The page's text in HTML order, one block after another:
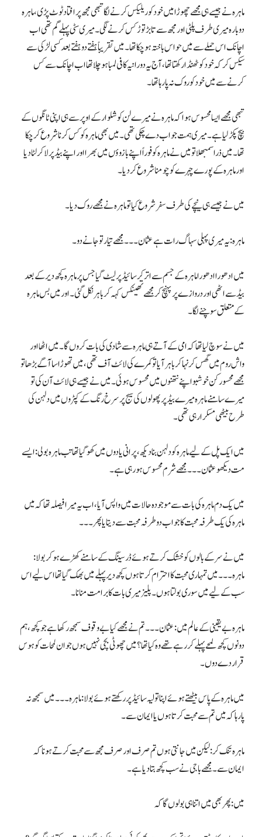
ماہرہ نے جیسے ہی مجھے چھوڑا میں خود کو ریلیکس کرنے لگا تبھی مجھ پر افتاد ٹوٹ پڑی، ماہرہ
دوبارہ میری طرف پلٹی اور مجھ سے تابڑ توڑ کس کرنے لگی۔ میری سٹی پہلے گم تھی اب
اچانک اس حملے سے میں حواس باختہ ہوچکا تھا۔ میں تقریباً ہفتے دو ہفتے بعد کسی لڑکی سے
سیکس کرکہ خود کو ٹھنڈا رکھتا تھا، آج یہ دورانیہ کافی لمبا ہوچلا تھا اب اچانک سے کس
کرنے سے میں خود کو روک نہ پارہا تھا۔
تبھی مجھے ایسا محسوس ہوا کہ ماہرہ نے میرے لن کو شلوار کے اوپر سے ہی اپنی ٹانگوں کے
بیچ پکڑ لیا ہے۔ میری ہمت جواب دے چکی تھی۔ میں بھی ماہرہ کو کس کرناشروع کرچکا
تھا۔ میں ذرا سمبھلا تو میں نے ماہرہ کو فوراً اپنے بازوؤں میں بھرا اور اپنے بیڈ پر لاکر لٹا دیا
اور ماہرہ کے پورے چہرے کو چومنا شروع کردیا۔
میں نے جیسے ہی نیچے کی طرف سفر شروع کیا تو ماہرہ نے مجھے روک دیا۔
ماہرہ: یہ میری پہلی سہاگ رات ہے عثمان۔۔۔ مجھے تیار تو جانے دو۔
میں ادھورا ادھورا ماہرہ کے جسم سے اتر کر سائیڈ پر لیٹ گیا جس پر ماہرہ کچھ دیر کے بعد
بیڈ سے اٹھی اور دروازے پر پہنچ کر مجھے تھینکس کہہ کر باہر نکل گئی۔ اور میں بس ماہرہ
کے متعلق سوچنے لگا۔
میں نے سوچ لیا تھا کہ امی کے آتے ہی ماہرہ سے شادی کی بات کروں گا۔ میں اٹھا اور
واش روم میں گھس کر نہا کر باہر آیا تو کمرے کی لائٹ آف تھی، میں تھوڑا سا آگے بڑھا تو
مجھے محسور کن خوشبو اپنے نتھنوں میں محسوس ہوئی۔ میں نے جیسے ہی لائٹ آن کی تو
میرے سامنے ماہرہ میرے بیڈ پر پھولوں کی سیج پر سرخ رنگ کے کپڑوں میں دلہن کی
طرح بیٹھی مسکرا رہی تھی۔
میں ایک پل کے لیے ماہرہ کو دلہن بنا دیکھ، پرانی یادوں میں کھوگیا تھا تب ماہرہ بولی: ایسے
مت دیکھو عثمان۔۔۔ مجھے شرم محسوس ہورہی ہے۔
میں یک دم ماہرہ کی بات سے موجودہ حالات میں واپس آیا، اب یہ میرا فیصلہ تھا کہ میں
ماہرہ کی یک طرفہ محبت کا جواب دو طرفہ محبت سے دیتا یا پھر۔۔۔
میں نے سر کے بالوں کو خشک کرتے ہوئے ڈرسینگ کے سامنے کھڑے ہوکر بولا:
ماہرہ۔۔۔ میں تمہاری محبت کا احترام کرتا ہوں کچھ دیر پہلے میں بھک گیا تھا اس لیے اس
سب کے لیے میں سوری بولتا ہوں۔ پلیز میری بات کا برا مت منانا۔
ماہرہ بے یقینی کے عالم میں: عثمان۔۔۔ تم نے مجھے کیا بے وقوف سمجھ رکھا ہے جو کچھ، ہم
دونوں کچھ لمحے پہلے کررہے تھے وہ کیا تھا؟ میں چھوٹی بچی نہیں ہوں جو ان لمحات کو ہوس
قرار دے دوں۔
میں ماہرہ کے پاس بیٹھتے ہوئے اپنا تولیہ سائیڈ پر رکھتے ہوئے بولا: ماہرہ۔۔۔ میں سمجھ نہ
پارہا کہ میں تم سے محبت کرتا ہوں یا ایمان سے۔
ماہرہ تنک کر: لیکن میں جانتی ہوں تم صرف اور صرف مجھ سے محبت کرتے ہو نا کہ
ایمان سے۔ مجھے باجی نے سب کچھ بتا دیا ہے۔
میں : پھر بھی میں اتنا ہی بولوں گا کہ